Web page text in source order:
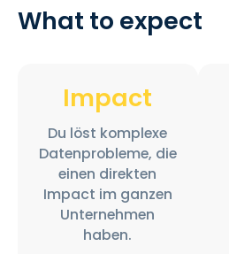
What to expect
Impact
Du löst komplexe
Datenprobleme, die
einen direkten
Impact im ganzen
Unternehmen
haben.